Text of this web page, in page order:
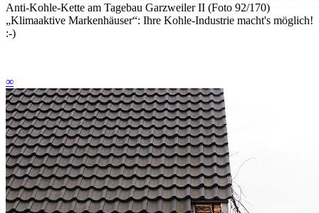
Anti-Kohle-Kette am Tagebau Garzweiler II (Foto 92/170)
„Klimaaktive Markenhäuser“: Ihre Kohle-Industrie macht's möglich!
:-)
∞